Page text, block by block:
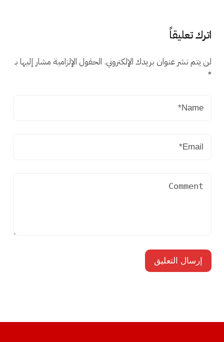
اترك تعليقاً
لن يتم نشر عنوان بريدك الإلكتروني. الحقول الإلزامية مشار إليها بـ
*